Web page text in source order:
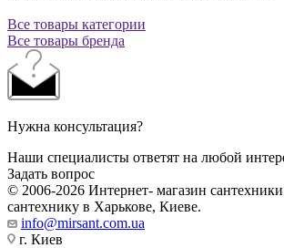
Все товары категории
Все товары бренда
Нужна консультация?
Наши специалисты ответят на любой
Задать вопрос
© 2006-2026 Интернет- магазин
сантехнику в Харькове, Киеве.
info@mirsant.com.ua
г. Киев